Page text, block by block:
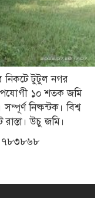
ও দাফন: জিলহজ
ও মহররমের শুরুতে
প্রধানমন্ত্রী
এমপিদের
নিকটে টুটুল নগর
১০ শতক জমি
নিষ্কন্টক। বিশ্ব
উচু জমি।